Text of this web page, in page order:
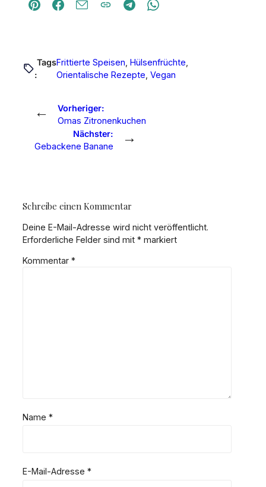
Tags
:
Frittierte Speisen , Hülsenfrüchte
Orientalische Rezepte , Vegan
←
Vorheriger:
Omas Zitronenkuchen
Nächster:
Gebackene Banane
→
Schreibe einen Kommentar
Deine E-Mail-Adresse wird nicht veröffentlicht.
Erforderliche Felder sind mit * markiert
Kommentar *
Name *
E-Mail-Adresse *